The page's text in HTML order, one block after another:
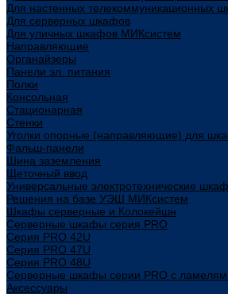
Для настенных телекоммуникационных
Для серверных шкафов
Для уличных шкафов МИКсистем
Направляющие
Органайзеры
Панели эл. питания
Полки
Консольная
Стационарная
Стенки
Уголки опорные (направляющие) для
Фальш-панели
Шина заземления
Щеточный ввод
Универсальные электротехнические
Решения на базе УЭШ МИКсистем
Шкафы серверные и Колокейшн
Серверные шкафы серия PRO
Серия PRO 42U
Серия PRO 47U
Серия PRO 48U
Серверные шкафы серии PRO с
Аксессуары